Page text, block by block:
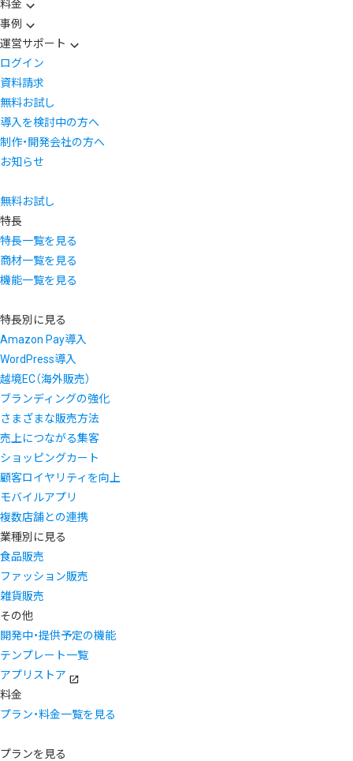
料金
事例
運営サポート
ログイン
資料請求
無料お試し
導入を検討中の方へ
制作・開発会社の方へ
お知らせ
無料お試し
特長
特長一覧を見る
商材一覧を見る
機能一覧を見る
特長別に見る
Amazon Pay導入
WordPress導入
越境EC（海外販売）
ブランディングの強化
さまざまな販売方法
売上につながる集客
ショッピングカート
顧客ロイヤリティを向上
モバイルアプリ
複数店舗との連携
業種別に見る
食品販売
ファッション販売
雑貨販売
その他
開発中・提供予定の機能
テンプレート一覧
アプリストア
料金
プラン・料金一覧を見る
プランを見る